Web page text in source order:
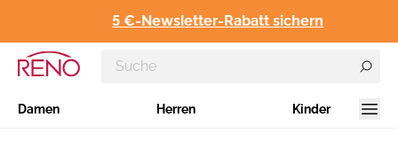
5 €-Newsletter-Rabatt sichern
Damen Herren Kinder